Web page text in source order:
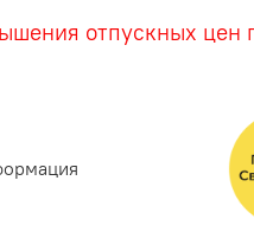
отпускных